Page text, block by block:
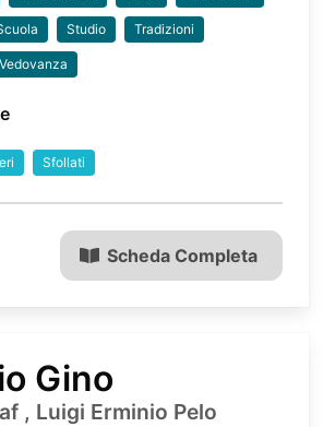
Studio Tradizioni
Vedovanza
Sfollati
Scheda Completa
Gino
, Luigi Erminio Pelo